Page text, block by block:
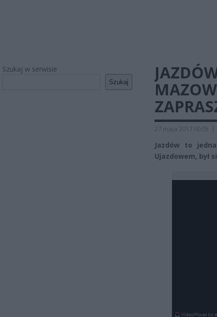
Szukaj w serwisie
Szukaj
27 maja 2017 00:05 |
Jazdów to
Ujazdowem, był